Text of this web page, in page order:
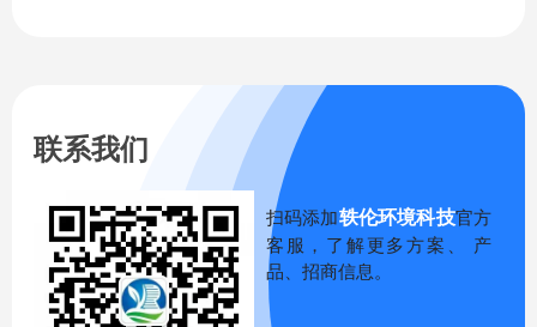
联系我们
扫码添加轶伦环境科技官方
客服，了解更多方案、 产
品、招商信息。